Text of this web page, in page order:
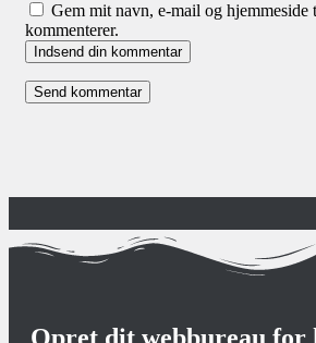
Gem mit navn, e-mail og hjemmeside
kommenterer.
Indsend din kommentar
Opret dit webbureau for